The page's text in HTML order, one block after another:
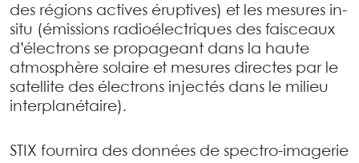
des régions actives éruptives) et les mesures in-
situ (émissions radioélectriques des faisceaux
d’électrons se propageant dans la haute
atmosphère solaire et mesures directes par le
satellite des électrons injectés dans le milieu
interplanétaire).
STIX fournira des données de spectro-imagerie